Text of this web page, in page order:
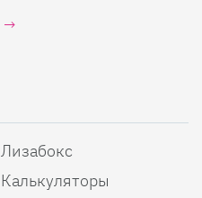
Лизабокс
Калькуляторы